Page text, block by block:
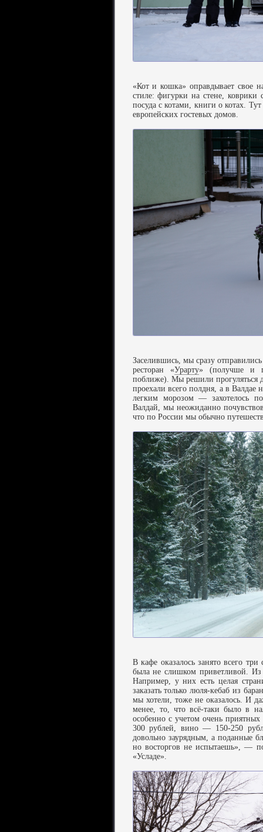
«Кот и кошка» оправдывает свое
стиле: фигурки на стене, коврики
посуда с котами, книги о котах.
европейских гостевых домов.
Заселившись, мы сразу
ресторан «Урарту» (получше и
поближе). Мы решили прогуляться
проехали всего полдня, а в Валдае
легким морозом — захотелось
Валдай, мы неожиданно
что по России мы обычно
В кафе оказалось занято всего
была не слишком приветливой.
Например, у них есть целая
заказать только люля-кебаб из
мы хотели, тоже не оказалось. И
менее, то, что всё-таки было в
особенно с учетом очень
300 рублей, вино — 150-250
довольно заурядным, а поданные
но восторгов не испытаешь», —
«Усладе».